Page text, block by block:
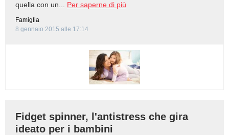
quella con un... Per saperne di più
Famiglia
8 gennaio 2015 alle 17:14
Fidget spinner, l'antistress che gira
ideato per i bambini